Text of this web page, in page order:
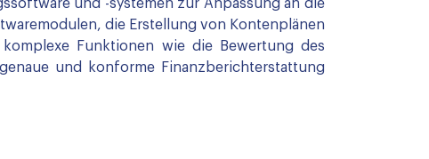
und -systemen zur Anpassung an die
die Erstellung von Kontenplänen
Funktionen wie die Bewertung des
und konforme Finanzberichterstattung